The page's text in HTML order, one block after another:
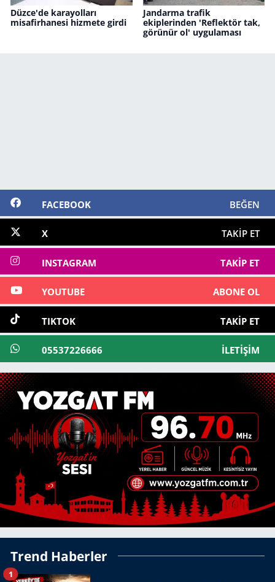
Düzce'de karayolları
misafirhanesi hizmete girdi
Jandarma trafik
ekiplerinden 'Reflektör tak,
görünür ol' uygulaması
FACEBOOK BEĞEN
X TAKIP ET
INSTAGRAM TAKIP ET
YOUTUBE ABONE OL
TIKTOK TAKIP ET
05537226666 İLETIŞIM
Trend Haberler
1